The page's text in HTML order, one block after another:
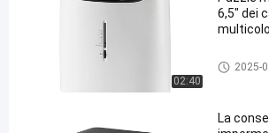
02:40
6,5" dei
Puzzle2025-
La